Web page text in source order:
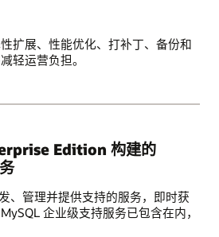
扩展、性能优化、打补丁、备份和
轻运营负担。
Edition 构建的
、管理并提供支持的服务，即时获
企业级支持服务已包含在内，